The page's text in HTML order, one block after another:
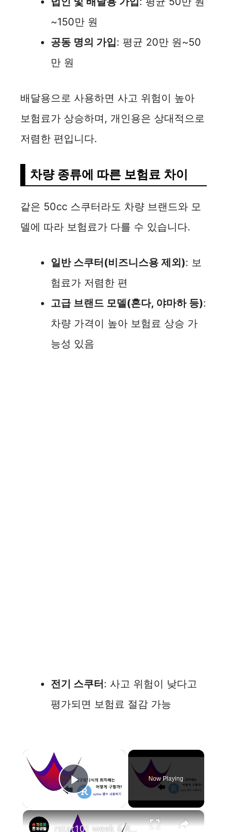
~150만 원
공동 명의 가입: 평균 20만 원~50
만 원
배달용으로 사용하면 사고 위험이 높아
보험료가 상승하며, 개인용은 상대적으로
저렴한 편입니다.
차량 종류에 따른 보험료 차이
같은 50cc 스쿠터라도 차량 브랜드와 모
델에 따라 보험료가 다를 수 있습니다.
일반 스쿠터(비즈니스용 제외): 보
험료가 저렴한 편
고급 브랜드 모델(혼다, 야마하 등):
차량 가격이 높아 보험료 상승 가
능성 있음
전기 스쿠터: 사고 위험이 낮다고
평가되면 보험료 절감 가능
×
Play Video
Now Playing
×
rstat101 week 6 R에서 optim 함수를 이용한 회귀직선 구하기